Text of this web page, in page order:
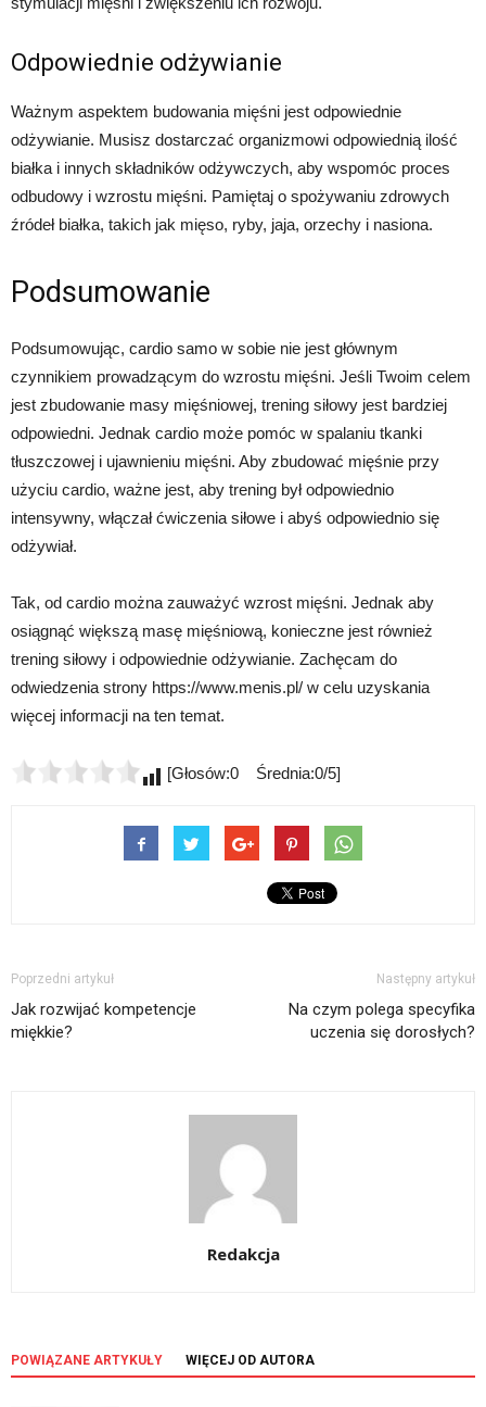
Odpowiednie odżywianie
Ważnym aspektem budowania mięśni jest odpowiednie
odżywianie. Musisz dostarczać organizmowi odpowiednią ilość
białka i innych składników odżywczych, aby wspomóc proces
odbudowy i wzrostu mięśni. Pamiętaj o spożywaniu zdrowych
źródeł białka, takich jak mięso, ryby, jaja, orzechy i nasiona.
Podsumowanie
Podsumowując, cardio samo w sobie nie jest głównym
czynnikiem prowadzącym do wzrostu mięśni. Jeśli Twoim celem
jest zbudowanie masy mięśniowej, trening siłowy jest bardziej
odpowiedni. Jednak cardio może pomóc w spalaniu tkanki
tłuszczowej i ujawnieniu mięśni. Aby zbudować mięśnie przy
użyciu cardio, ważne jest, aby trening był odpowiednio
intensywny, włączał ćwiczenia siłowe i abyś odpowiednio się
odżywiał.
Tak, od cardio można zauważyć wzrost mięśni. Jednak aby
osiągnąć większą masę mięśniową, konieczne jest również
trening siłowy i odpowiednie odżywianie. Zachęcam do
odwiedzenia strony https://www.menis.pl/ w celu uzyskania
więcej informacji na ten temat.
[Głosów:0 Średnia:0/5]
Poprzedni artykuł
Jak rozwijać kompetencje
miękkie?
Następny artykuł
Na czym polega specyfika
uczenia się dorosłych?
Redakcja
POWIĄZANE ARTYKUŁY WIĘCEJ OD AUTORA